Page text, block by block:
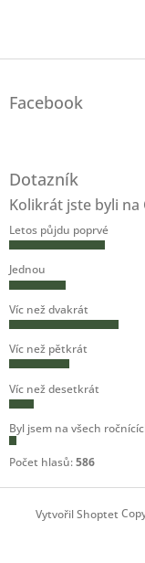
Facebook
Dotazník
Kolikrát jste byli na
Letos půjdu poprvé
Jednou
Víc než dvakrát
Víc než pětkrát
Víc než desetkrát
Byl jsem na všech
Počet hlasů:586
Vytvořil Shoptet